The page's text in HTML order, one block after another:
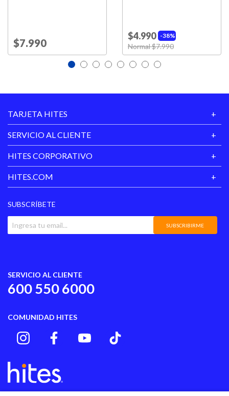
Price reduced from
$7.990
38%
$4.990
Price reduced from
Normal $7.990
TARJETA HITES
SERVICIO AL CLIENTE
HITES CORPORATIVO
HITES.COM
SUBSCRÍBETE
SUBSCRIBIRME
SERVICIO AL CLIENTE
600 550 6000
COMUNIDAD HITES